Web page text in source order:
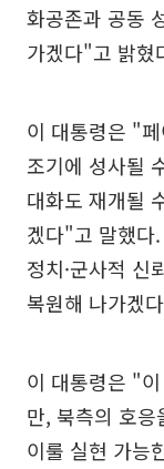
화공존과 공동
가겠다"고 밝혔
이 대통령은 "
조기에 성사될
대화도 재개될
겠다"고 말했다
정치·군사적 신
복원해 나가겠
이 대통령은 "
만, 북측의 호
이룰 실현 가능